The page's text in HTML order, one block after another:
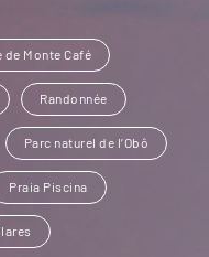
de Monte Café
Randonnée
Parc naturel de l’Obô
Praia Piscina